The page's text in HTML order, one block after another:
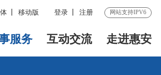
移动版 登录 注册 网站支持IPV6
服务 互动交流 走进惠安